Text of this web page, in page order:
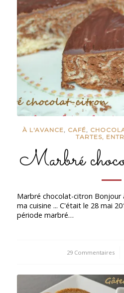
À L'AVANCE, CAFÉ,
TARTES,
Marbré
Marbré chocolat-citron Bonjour
ma cuisine ... C'était le 28 mai
période marbré…
29 Commentaires
/